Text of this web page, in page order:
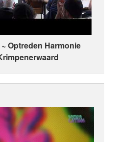
Optreden Harmonie